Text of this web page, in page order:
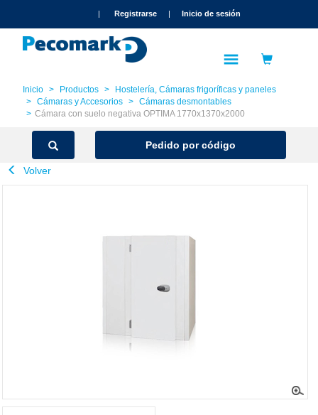
| Registrarse | Inicio de sesión
Inicio Productos
Hostelería, Cámaras frigoríficas y paneles
Cámaras y Accesorios
Cámaras desmontables
Cámara con suelo negativa OPTIMA 1770x1370x2000
Pedido por código
Volver